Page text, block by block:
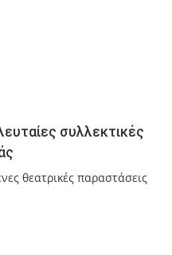
συλλεκτικές
θεατρικές παραστάσεις